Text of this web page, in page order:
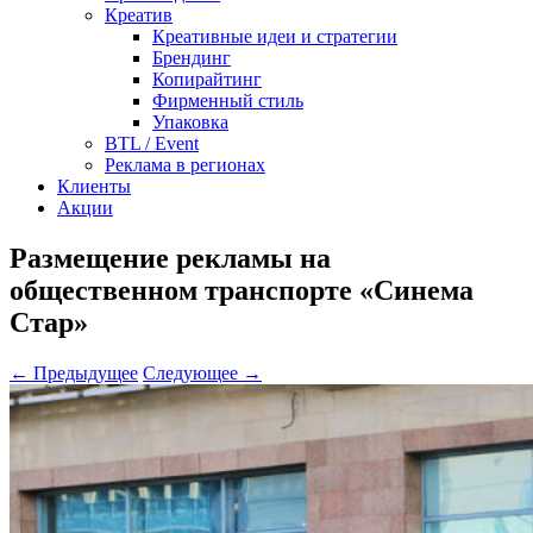
Креатив
Креативные идеи и стратегии
Брендинг
Копирайтинг
Фирменный стиль
Упаковка
BTL / Event
Реклама в регионах
Клиенты
Акции
Размещение рекламы на
общественном транспорте «Синема
Стар»
← Предыдущее Следующее →